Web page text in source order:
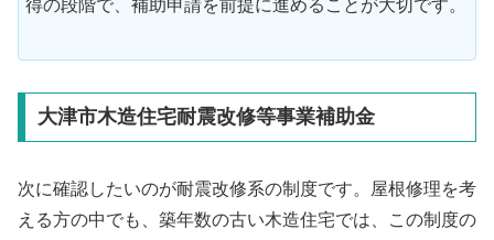
得の段階で、補助申請を前提に進めることが大切です。
大津市木造住宅耐震改修等事業補助金
次に確認したいのが耐震改修系の制度です。屋根修理を考
える方の中でも、築年数の古い木造住宅では、この制度の